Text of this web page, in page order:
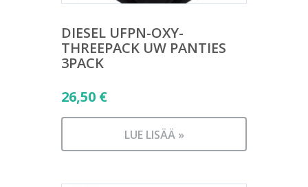
DIESEL UFPN-OXY-
THREEPACK UW PANTIES
3PACK
26,50 €
LUE LISÄÄ »